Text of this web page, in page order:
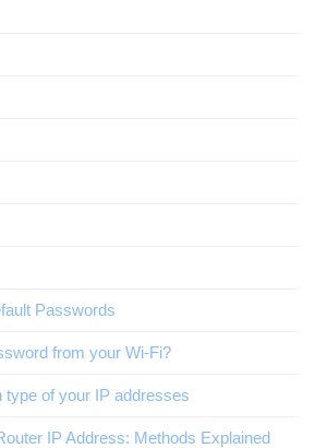
Passwords
from your Wi-Fi?
type of your IP addresses
IP Address: Methods Explained